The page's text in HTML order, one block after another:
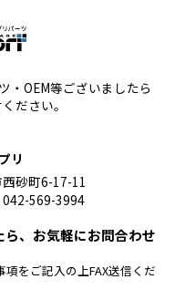
・OEM等ございましたら
ださい。
リ
砂町6-17-11
042-569-3994
、お気軽にお問合わせ
をご記入の上FAX送信くだ